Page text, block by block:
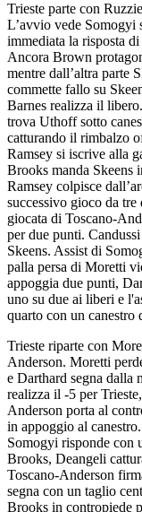
Trieste parte con
L’avvio vede Somogyi
immediata la risposta
Ancora Brown
mentre dall’altra parte
commette fallo su
Barnes realizza il
trova Uthoff sotto
catturando il rimbalzo
Ramsey si iscrive alla
Brooks manda Skeens
Ramsey colpisce
successivo gioco da
giocata di Toscano-
per due punti.
Skeens. Assist di
palla persa di Moretti
appoggia due punti,
uno su due ai liberi e
quarto con un
Trieste riparte con
Anderson. Moretti
e Darthard segna dalla
realizza il -5 per
Anderson porta al
in appoggio al
Somogyi risponde con
Brooks, Deangeli
Toscano-Anderson
segna con un taglio
Brooks in contropiede